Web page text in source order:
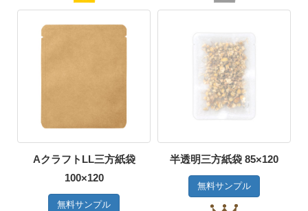
AクラフトLL三方紙袋
100×120
無料サンプル
半透明三方紙袋 85×120
無料サンプル